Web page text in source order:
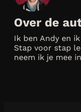
Over de
Ik ben Andy en
Stap voor stap
neem ik je mee